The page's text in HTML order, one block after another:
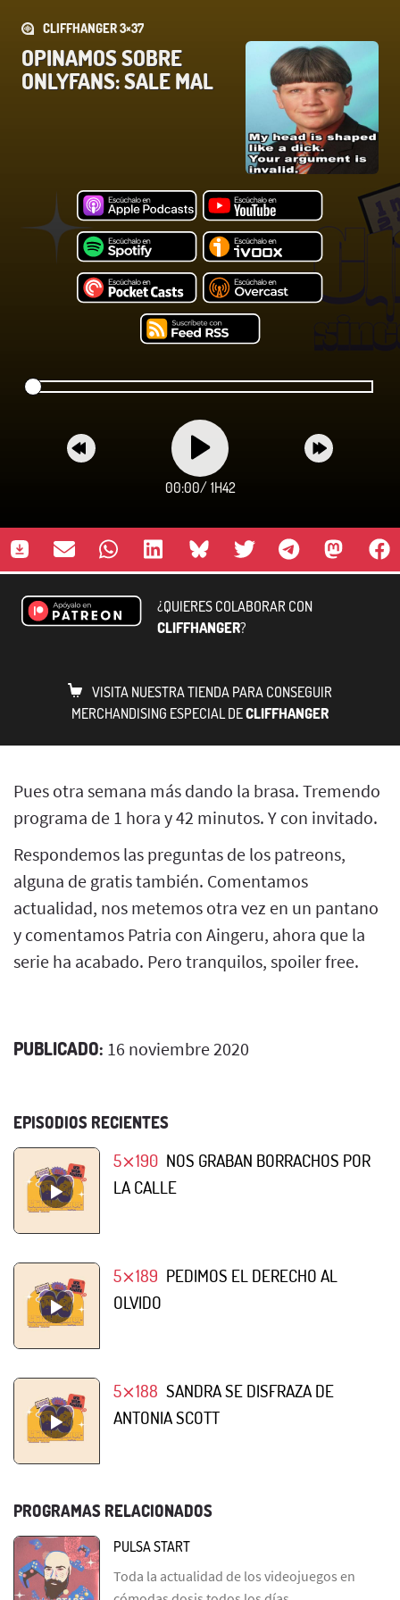
CLIFFHANGER 3×37
OPINAMOS SOBRE
ONLYFANS: SALE MAL
00:00/ 1H42
¿QUIERES COLABORAR CON
CLIFFHANGER?
VISITA NUESTRA TIENDA PARA CONSEGUIR
MERCHANDISING ESPECIAL DECLIFFHANGER
Pues otra semana más dando la brasa. Tremendo
programa de 1 hora y 42 minutos. Y con invitado.
Respondemos las preguntas de los patreons,
alguna de gratis también. Comentamos
actualidad, nos metemos otra vez en un pantano
y comentamos Patria con Aingeru, ahora que la
serie ha acabado. Pero tranquilos, spoiler free.
PUBLICADO: 16 noviembre 2020
EPISODIOS RECIENTES
5⨯190 NOS GRABAN BORRACHOS POR
LA CALLE
5⨯189 PEDIMOS EL DERECHO AL
OLVIDO
5⨯188 SANDRA SE DISFRAZA DE
ANTONIA SCOTT
PROGRAMAS RELACIONADOS
PULSA START
Toda la actualidad de los videojuegos en